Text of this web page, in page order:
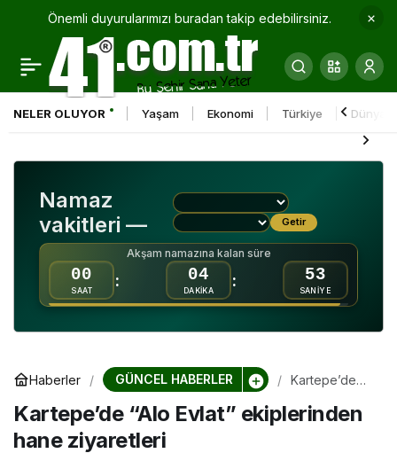
Önemli duyurularımızı buradan takip edebilirsiniz.
NELER OLUYOR Yaşam Ekonomi Türkiye Dünya
Namaz
vakitleri —
Getir
Akşam namazına kalan süre
00
SAAT
: 04
DAKİKA
: 53
SANİYE
Haberler GÜNCEL HABERLER
Kartepe’de
ekiplerinden
hane
Kartepe’de “Alo Evlat” ekiplerinden
hane ziyaretleri
Minik eller taş
değirmende buğday
öğüttü, zeytin kurdu
0 Paylaş